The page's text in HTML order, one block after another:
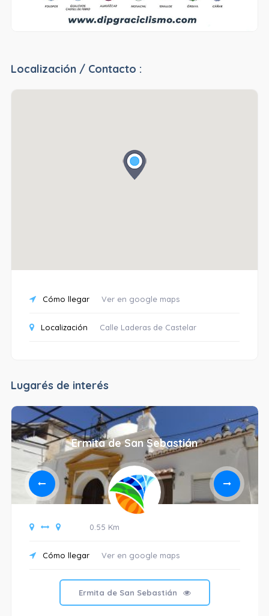
Localización / Contacto :
Cómo llegar Ver en google maps
Localización Calle Laderas de Castelar
Lugarés de interés
Ermita de San Sebastián
0.55 Km
Cómo llegar Ver en google maps
Ermita de San Sebastián